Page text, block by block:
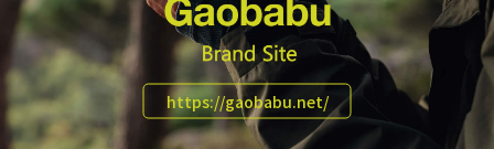
https://gaobabu.net/